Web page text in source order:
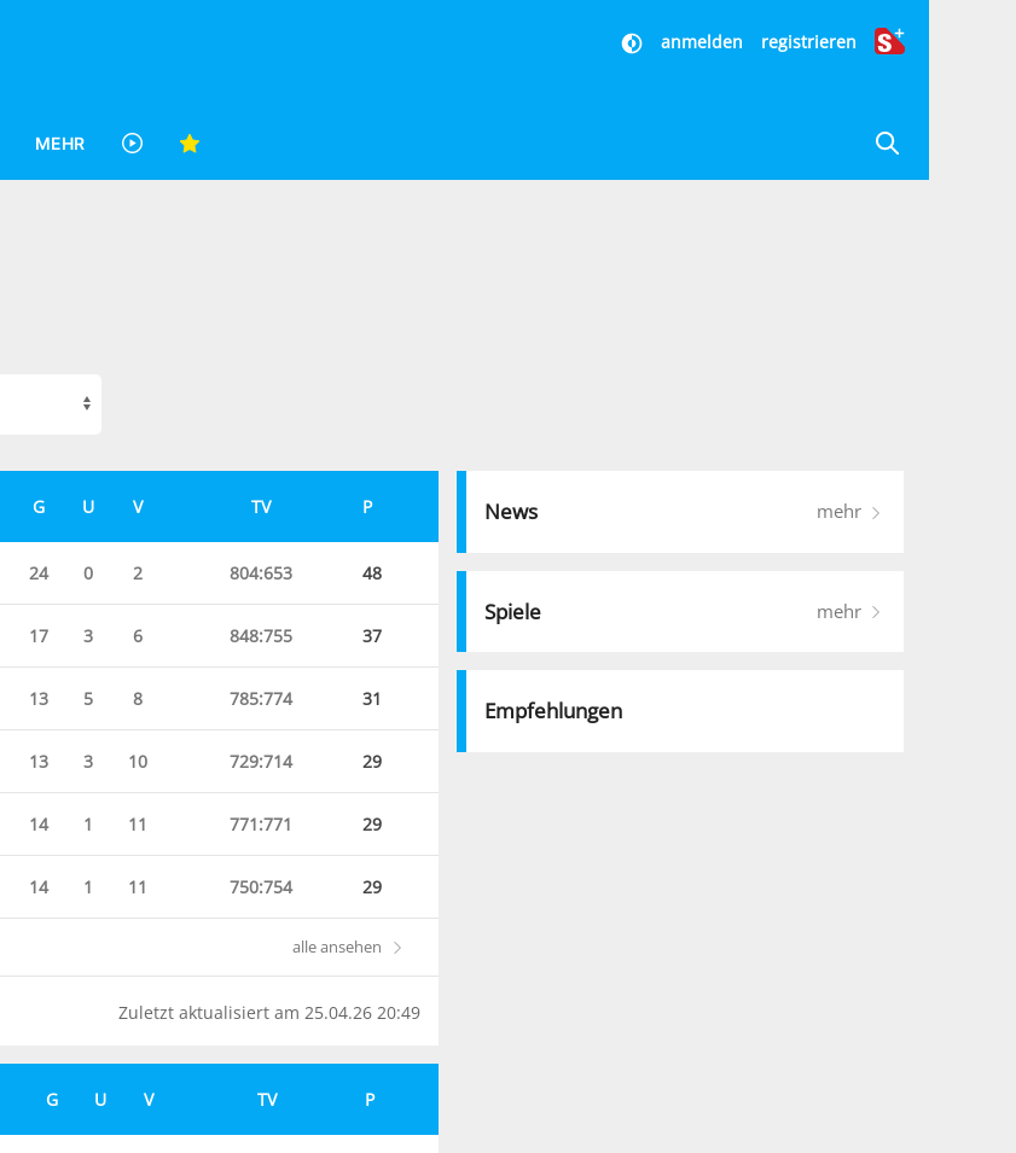
anmelden registrieren
MEHR
G U V TV P
24 0 2 804:653 48
17 3 6 848:755 37
13 5 8 785:774 31
13 3 10 729:714 29
14 1 11 771:771 29
14 1 11 750:754 29
alle ansehen
Zuletzt aktualisiert am 25.04.26 20:49
G U V TV P
News mehr
Spiele mehr
Empfehlungen